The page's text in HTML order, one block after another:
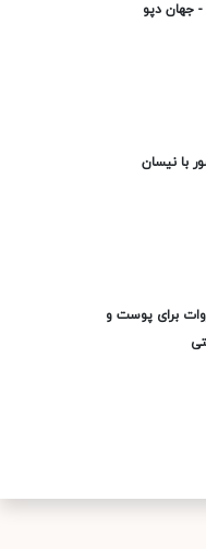
جهان دپو
با نیسان
برای پوست و